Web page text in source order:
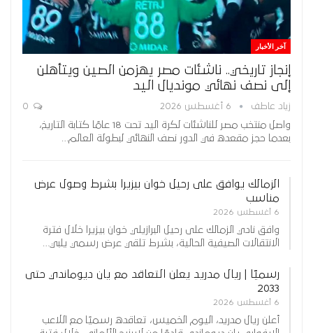
آخر الأخبار
إنجاز تاريخي.. ناشئات مصر يهزمن الصين ويتأهلن
إلى نصف نهائي مونديال اليد
زياد عاطف 6 أغسطس 2026
واصل منتخب مصر للناشئات لكرة اليد تحت 18 عامًا كتابة التاريخ،
بعدما حجز مقعده في الدور نصف النهائي لبطولة العالم…
الزمالك يوافق على رحيل خوان بيزيرا بشرط وصول عرض
مناسب
6 أغسطس 2026
وافق نادي الزمالك على رحيل البرازيلي خوان بيزيرا خلال فترة
الانتقالات الصيفية الحالية، بشرط تلقي عرض رسمي يلبي…
رسميًا | ريال مدريد يعلن التعاقد مع يان ديوماندي حتى
2033
6 أغسطس 2026
أعلن ريال مدريد، اليوم الخميس، تعاقده رسميًا مع اللاعب